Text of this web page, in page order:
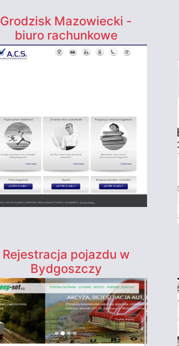
Grodzisk Mazowiecki -
biuro rachunkowe
Rejestracja pojazdu w
Bydgoszczy